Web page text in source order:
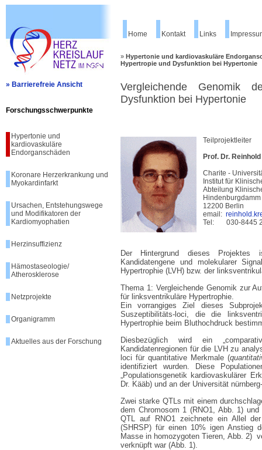
» Barrierefreie Ansicht
Forschungsschwerpunkte
Hypertonie und
kardiovaskuläre
Endorganschäden
Koronare Herzerkrankung und
Myokardinfarkt
Ursachen, Entstehungswege
und Modifikatoren der
Kardiomyophatien
Herzinsuffizienz
Hämostaseologie/
Atherosklerose
Netzprojekte
Organigramm
Aktuelles aus der Forschung
Home Kontakt Links
» Hypertonie und kardiovaskuläre
Hypertropie und Dysfunktion bei Hypertonie
Vergleichende Genomik
Dysfunktion bei Hypertonie
Teilprojektleiter
Prof. Dr.
Charite -
Institut für
Abteilung
12200 Berlin
email:
Tel: 030-8445
Der Hintergrund dieses Projektes
Kandidatengene und molekularer
Hypertrophie (LVH) bzw. der
Thema 1: Vergleichende Genomik zur
für linksventrikuläre Hypertrophie.
Ein vorrangiges Ziel dieses
Suszeptibilitäts-loci, die die
Hypertrophie beim Bluthochdruck
Diesbezüglich wird ein
Kandidatenregionen für die LVH zu
loci für quantitative Merkmale (
identifiziert wurden. Diese
„Populationsgenetik kardiovaskulärer
Dr. Kääb) und an der Universität
Zwei starke QTLs mit einem
dem Chromosom 1 (RNO1, Abb. 1)
QTL auf RNO1 zeichnete ein Allel
(SHRSP) für einen 10% igen Anstieg
Masse in homozygoten Tieren, Abb. 2)
verknüpft war (Abb. 1).